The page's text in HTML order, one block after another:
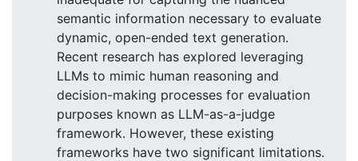
semantic information necessary to evaluate
dynamic, open-ended text generation.
Recent research has explored leveraging
LLMs to mimic human reasoning and
decision-making processes for evaluation
purposes known as LLM-as-a-judge
framework. However, these existing
frameworks have two significant limitations.